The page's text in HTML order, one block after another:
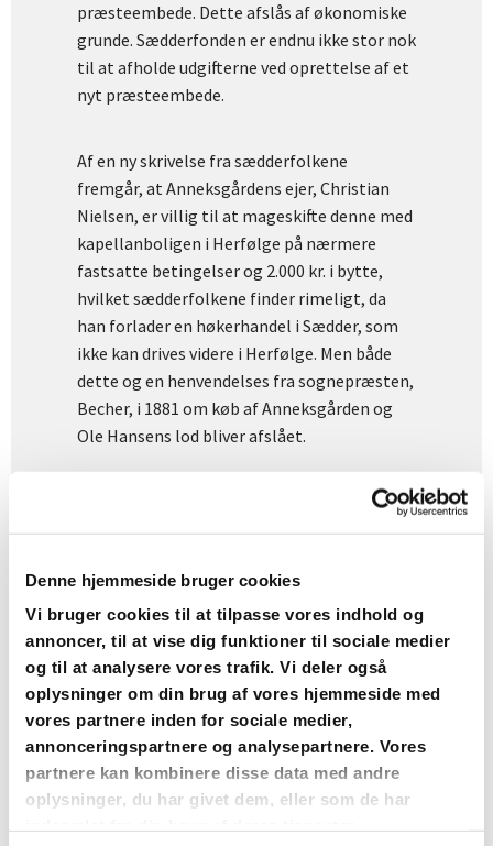
Denne hjemmeside bruger cookies
Vi bruger cookies til at tilpasse vores indhold og
annoncer, til at vise dig funktioner til sociale medier
og til at analysere vores trafik. Vi deler også
oplysninger om din brug af vores hjemmeside med
vores partnere inden for sociale medier,
annonceringspartnere og analysepartnere. Vores
partnere kan kombinere disse data med andre
oplysninger, du har givet dem, eller som de har
præsteembede. Dette afslås af økonomiske
grunde. Sædderfonden er endnu ikke stor nok
til at afholde udgifterne ved oprettelse af et
nyt præsteembede.
Af en ny skrivelse fra sædderfolkene
fremgår, at Anneksgårdens ejer, Christian
Nielsen, er villig til at mageskifte denne med
kapellanboligen i Herfølge på nærmere
fastsatte betingelser og 2.000 kr. i bytte,
hvilket sædderfolkene finder rimeligt, da
han forlader en høkerhandel i Sædder, som
ikke kan drives videre i Herfølge. Men både
dette og en henvendelses fra sognepræsten,
Becher, i 1881 om køb af Anneksgården og
Ole Hansens lod bliver afslået.
Bedre går det ikke med en indstilling af 10/9
1889 fra H.C.D. Müller. Sædderfonden er nu på
hast, og først, da det ønskede beløb 25.000
kr. er rundet i 1892, kommer der gang i
realitetsforhandlingerne.
Den oprindelige plan om at mageskifte
Anneksgården med kapellanboligen og dens
15 tdr. ld. opgives. I stedet sælges
kapellanboligen til sognerådsformand gdr.
Peter Jensen, Rosenbækgården for 14.300 kr.